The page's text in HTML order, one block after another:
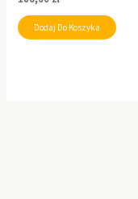
Dodaj Do Koszyka